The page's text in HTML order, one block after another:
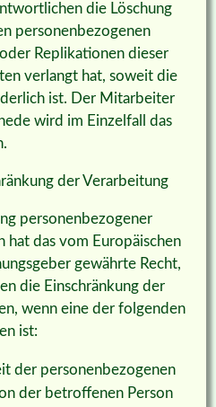
die Löschung
personenbezogenen
Replikationen dieser
verlangt hat, soweit die
ist. Der Mitarbeiter
wird im Einzelfall das
der Verarbeitung
personenbezogener
hat das vom Europäischen
gewährte Recht,
die Einschränkung der
wenn eine der folgenden
ist:
der personenbezogenen
der betroffenen Person